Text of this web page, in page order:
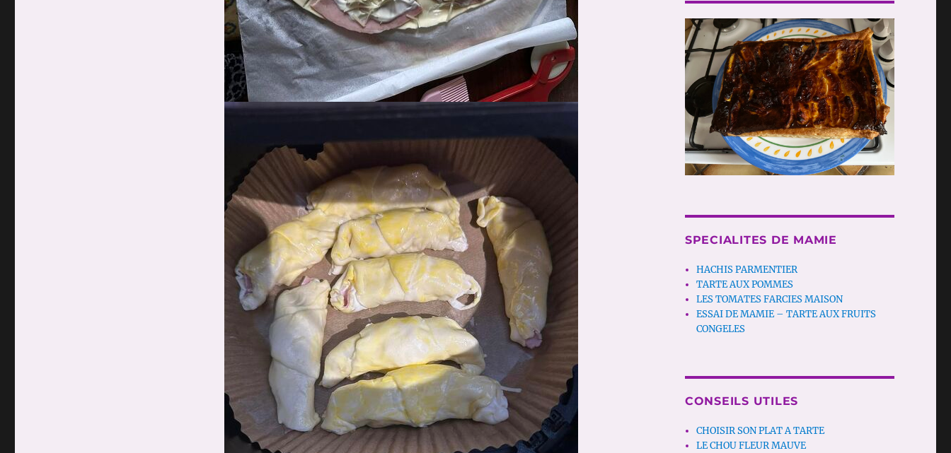
SPECIALITES DE MAMIE
HACHIS PARMENTIER
TARTE AUX POMMES
LES TOMATES FARCIES MAISON
ESSAI DE MAMIE – TARTE AUX FRUITS
CONGELES
CONSEILS UTILES
CHOISIR SON PLAT A TARTE
LE CHOU FLEUR MAUVE